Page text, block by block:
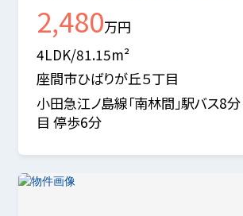
2,480万円
4LDK/81.15m²
座間市ひばりが丘５丁目
小田急江ノ島線「南林間」駅バス8
目 停歩6分